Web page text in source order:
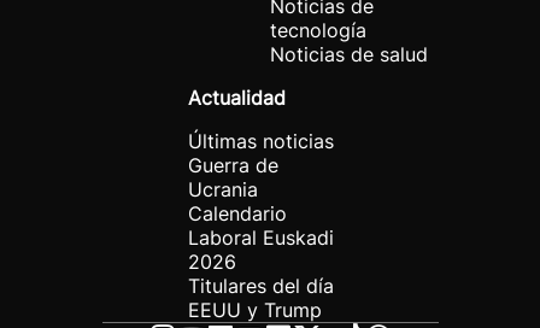
Noticias de
tecnología
Noticias de salud
Actualidad
Últimas noticias
Guerra de
Ucrania
Calendario
Laboral Euskadi
2026
Titulares del día
EEUU y Trump